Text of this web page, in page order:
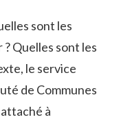
sont les
Quelles sont les
le service
de Communes
à